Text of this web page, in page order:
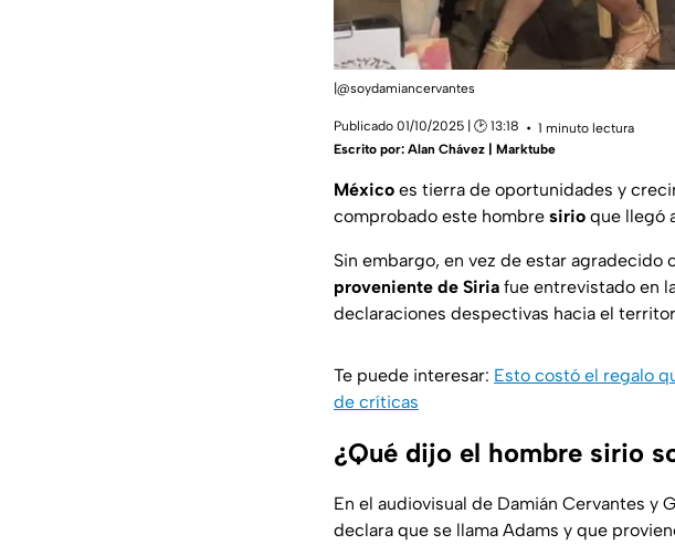
|@soydamiancervantes
Publicado 01/10/2025 | 🕑 13:18
1 minuto lectura
Escrito por: Alan Chávez | Marktube
México es tierra de oportunidades y
comprobado este hombre sirio que llegó
Sin embargo, en vez de estar agradecido
proveniente de Siria fue entrevistado en
declaraciones despectivas hacia el
Te puede interesar: Esto costó el regalo
de críticas
¿Qué dijo el hombre sirio
En el audiovisual de Damián Cervantes y
declara que se llama Adams y que